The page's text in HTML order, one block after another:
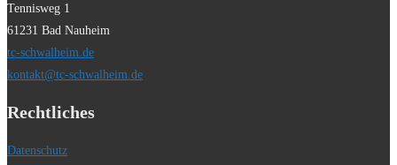
Tennisweg 1
61231 Bad Nauheim
tc-schwalheim.de
kontakt@tc-schwalheim.de
Rechtliches
Datenschutz